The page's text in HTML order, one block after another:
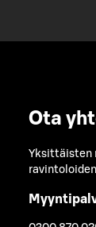
Ota
Yksittäisten